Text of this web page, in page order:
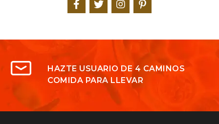
HAZTE USUARIO DE 4 CAMINOS
COMIDA PARA LLEVAR